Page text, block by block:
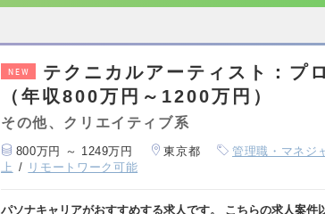
NEW
テクニカルアーティスト：プ
（年収800万円～1200万円）
その他、クリエイティブ系
800万円 ～ 1249万円 東京都 管理職・マネジ
上
リモートワーク可能
パソナキャリアがおすすめする求人です。 こちらの求人案件